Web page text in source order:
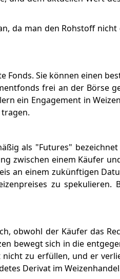
da man den Rohstoff
Fonds. Sie können einen
frei an der Börse
ein Engagement in
als "Futures"
zwischen einem Käufer
an einem zukünftigen
zu
obwohl der Käufer das
bewegt sich in die
zu erfüllen, und er
Derivat im